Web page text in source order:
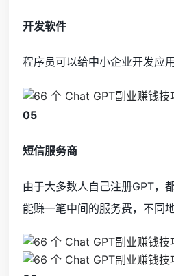
开发软件
程序员可以给中小企业开发应
05
短信服务商
由于大多数人自己注册GPT，
能赚一笔中间的服务费，不同